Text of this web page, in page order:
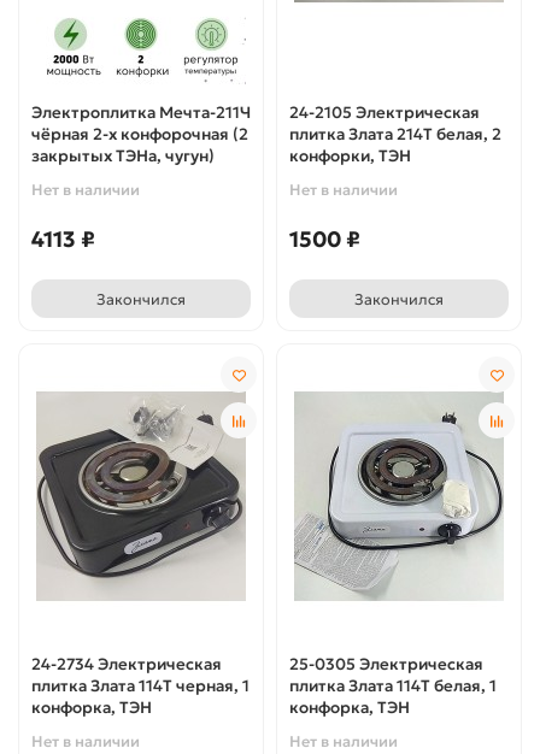
Электроплитка Мечта-211Ч
чёрная 2-х конфорочная (2
закрытых ТЭНа, чугун)
Нет в наличии
4113 ₽
Закончился
24-2105 Электрическая
плитка Злата 214Т белая, 2
конфорки, ТЭН
Нет в наличии
1500 ₽
Закончился
24-2734 Электрическая
плитка Злата 114Т черная, 1
конфорка, ТЭН
Нет в наличии
25-0305 Электрическая
плитка Злата 114Т белая, 1
конфорка, ТЭН
Нет в наличии